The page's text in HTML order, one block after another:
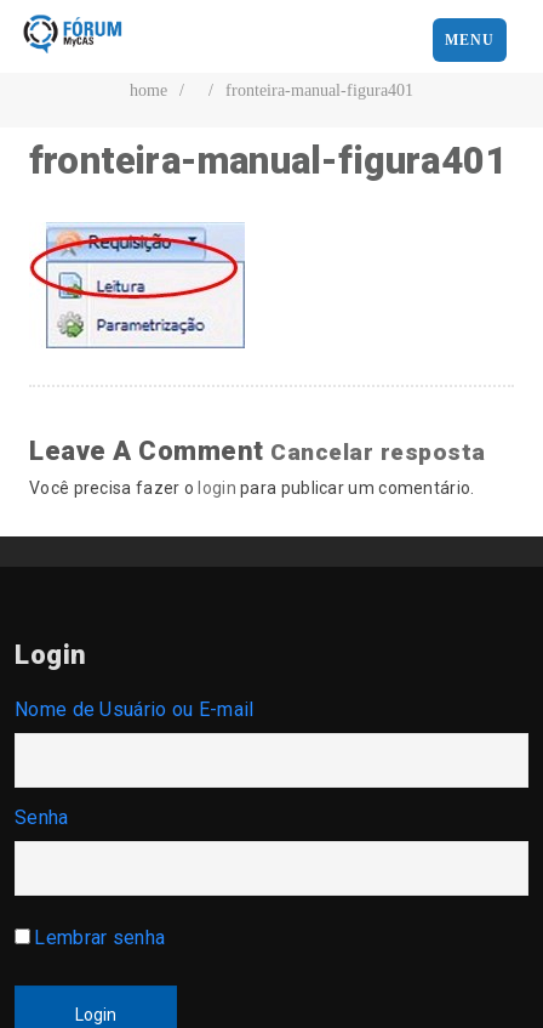
MENU
home / / fronteira-manual-figura401
fronteira-manual-figura401
Leave A Comment Cancelar resposta
Você precisa fazer o login para publicar um comentário.
Login
Nome de Usuário ou E-mail
Senha
Lembrar senha
Login